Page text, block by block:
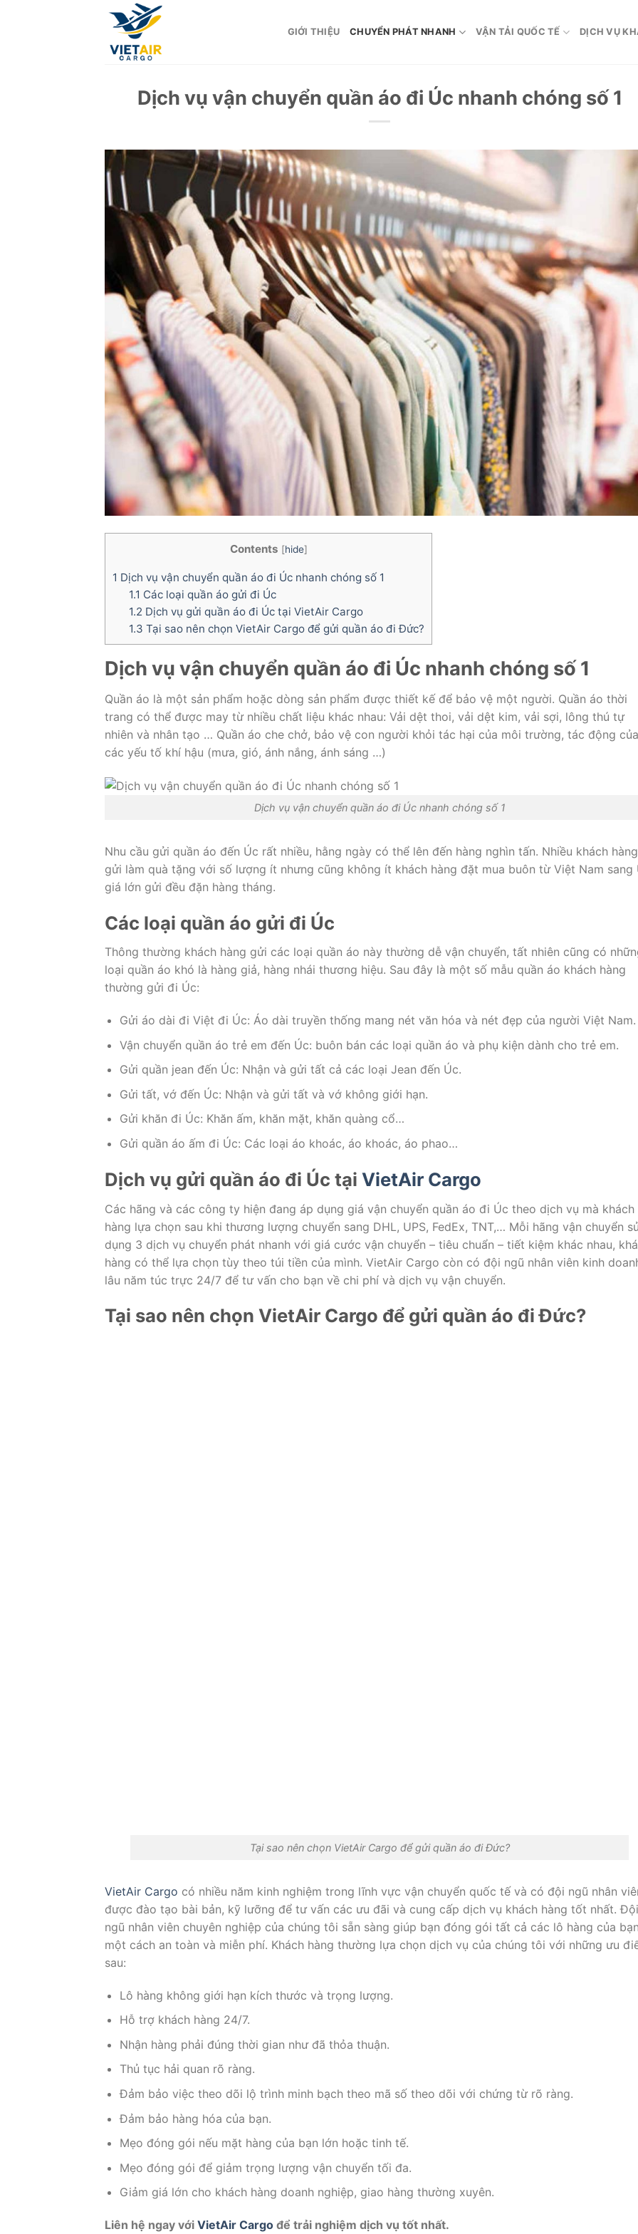
GIỚI THIỆU CHUYỂN PHÁT NHANH VẬN TẢI QUỐC TẾ DỊCH VỤ
Dịch vụ vận chuyển quần áo đi Úc nhanh chóng số 1
Contents [hide]
1 Dịch vụ vận chuyển quần áo đi Úc nhanh chóng số 1
1.1 Các loại quần áo gửi đi Úc
1.2 Dịch vụ gửi quần áo đi Úc tại VietAir Cargo
1.3 Tại sao nên chọn VietAir Cargo để gửi quần áo đi Đức?
Dịch vụ vận chuyển quần áo đi Úc nhanh chóng số 1
Quần áo là một sản phẩm hoặc dòng sản phẩm được thiết kế để bảo vệ một người. Quần áo thời
trang có thể được may từ nhiều chất liệu khác nhau: Vải dệt thoi, vải dệt kim, vải sợi, lông thú tự
nhiên và nhân tạo … Quần áo che chở, bảo vệ con người khỏi tác hại của môi trường, tác động của
các yếu tố khí hậu (mưa, gió, ánh nắng, ánh sáng …)
Dịch vụ vận chuyển quần áo đi Úc nhanh chóng số 1
Nhu cầu gửi quần áo đến Úc rất nhiều, hằng ngày có thể lên đến hàng nghìn tấn. Nhiều khách hàng
gửi làm quà tặng với số lượng ít nhưng cũng không ít khách hàng đặt mua buôn từ Việt Nam sang
giá lớn gửi đều đặn hàng tháng.
Các loại quần áo gửi đi Úc
Thông thường khách hàng gửi các loại quần áo này thường dễ vận chuyển, tất nhiên cũng có
loại quần áo khó là hàng giả, hàng nhái thương hiệu. Sau đây là một số mẫu quần áo khách hàng
thường gửi đi Úc:
Gửi áo dài đi Việt đi Úc: Áo dài truyền thống mang nét văn hóa và nét đẹp của người Việt Nam.
Vận chuyển quần áo trẻ em đến Úc: buôn bán các loại quần áo và phụ kiện dành cho trẻ em.
Gửi quần jean đến Úc: Nhận và gửi tất cả các loại Jean đến Úc.
Gửi tất, vớ đến Úc: Nhận và gửi tất và vớ không giới hạn.
Gửi khăn đi Úc: Khăn ấm, khăn mặt, khăn quàng cổ…
Gửi quần áo ấm đi Úc: Các loại áo khoác, áo khoác, áo phao…
Dịch vụ gửi quần áo đi Úc tại VietAir Cargo
Các hãng và các công ty hiện đang áp dụng giá vận chuyển quần áo đi Úc theo dịch vụ mà khách
hàng lựa chọn sau khi thương lượng chuyển sang DHL, UPS, FedEx, TNT,… Mỗi hãng vận chuyển
dụng 3 dịch vụ chuyển phát nhanh với giá cước vận chuyển – tiêu chuẩn – tiết kiệm khác nhau,
hàng có thể lựa chọn tùy theo túi tiền của mình. VietAir Cargo còn có đội ngũ nhân viên kinh
lâu năm túc trực 24/7 để tư vấn cho bạn về chi phí và dịch vụ vận chuyển.
Tại sao nên chọn VietAir Cargo để gửi quần áo đi Đức?
Tại sao nên chọn VietAir Cargo để gửi quần áo đi Đức?
VietAir Cargo có nhiều năm kinh nghiệm trong lĩnh vực vận chuyển quốc tế và có đội ngũ nhân
được đào tạo bài bản, kỹ lưỡng để tư vấn các ưu đãi và cung cấp dịch vụ khách hàng tốt nhất. Đội
ngũ nhân viên chuyên nghiệp của chúng tôi sẵn sàng giúp bạn đóng gói tất cả các lô hàng của bạn
một cách an toàn và miễn phí. Khách hàng thường lựa chọn dịch vụ của chúng tôi với những ưu
sau:
Lô hàng không giới hạn kích thước và trọng lượng.
Hỗ trợ khách hàng 24/7.
Nhận hàng phải đúng thời gian như đã thỏa thuận.
Thủ tục hải quan rõ ràng.
Đảm bảo việc theo dõi lộ trình minh bạch theo mã số theo dõi với chứng từ rõ ràng.
Đảm bảo hàng hóa của bạn.
Mẹo đóng gói nếu mặt hàng của bạn lớn hoặc tinh tế.
Mẹo đóng gói để giảm trọng lượng vận chuyển tối đa.
Giảm giá lớn cho khách hàng doanh nghiệp, giao hàng thường xuyên.
Liên hệ ngay với VietAir Cargo để trải nghiệm dịch vụ tốt nhất.